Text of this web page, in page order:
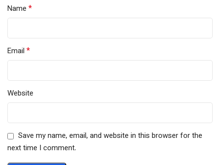
Name *
Email *
Website
Save my name, email, and website in this browser for the
next time I comment.